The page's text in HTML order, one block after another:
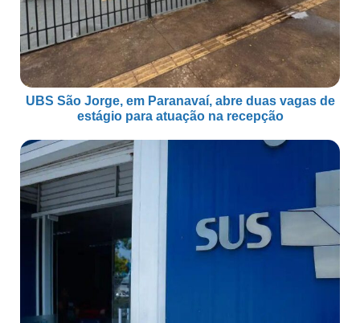
UBS São Jorge, em Paranavaí, abre duas vagas de
estágio para atuação na recepção